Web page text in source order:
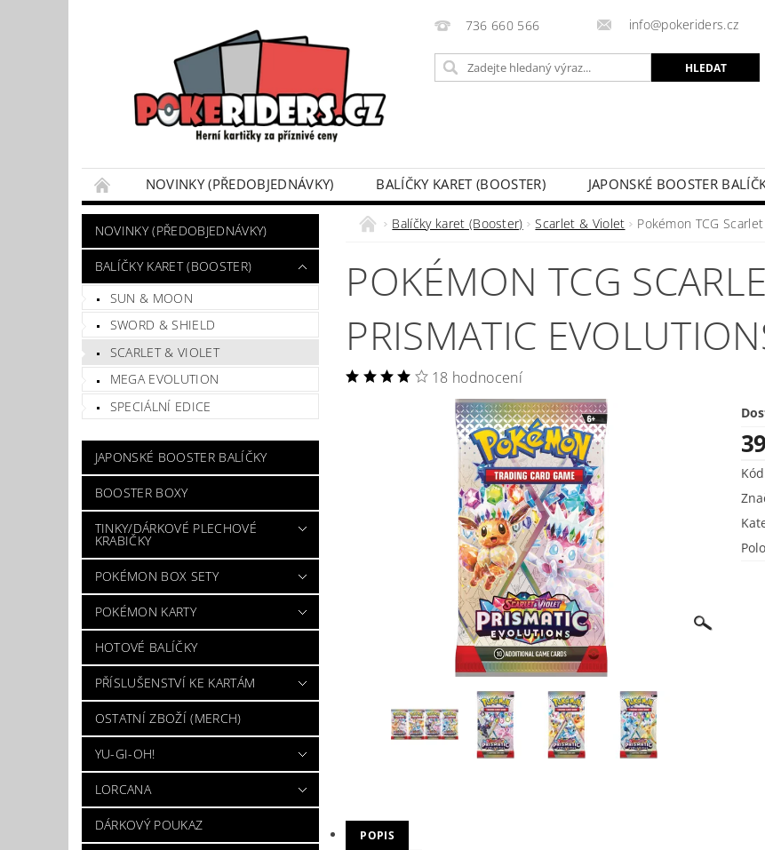
736 660 566 info@pokeriders.cz
NOVINKY (PŘEDOBJEDNÁVKY) BALÍČKY KARET (BOOSTER) JAPONSKÉ BOOSTER
POKÉMON BOX SETY
TINKY/DÁRKOVÉ PLECHOVÉ KRABIČKY POKÉMON KARTY
VÝKUP POKÉMON KARET
DÁRKOVÝ POUKAZ
NOVINKY (PŘEDOBJEDNÁVKY)
BALÍČKY KARET (BOOSTER)
SUN & MOON
SWORD & SHIELD
SCARLET & VIOLET
MEGA EVOLUTION
SPECIÁLNÍ EDICE
JAPONSKÉ BOOSTER BALÍČKY
BOOSTER BOXY
TINKY/DÁRKOVÉ PLECHOVÉ
KRABIČKY
POKÉMON BOX SETY
POKÉMON KARTY
HOTOVÉ BALÍČKY
PŘÍSLUŠENSTVÍ KE KARTÁM
OSTATNÍ ZBOŽÍ (MERCH)
YU-GI-OH!
LORCANA
DÁRKOVÝ POUKAZ
Balíčky karet (Booster) Scarlet & Violet Pokémon TCG
POKÉMON TCG
PRISMATIC
18 hodnocení
POPIS